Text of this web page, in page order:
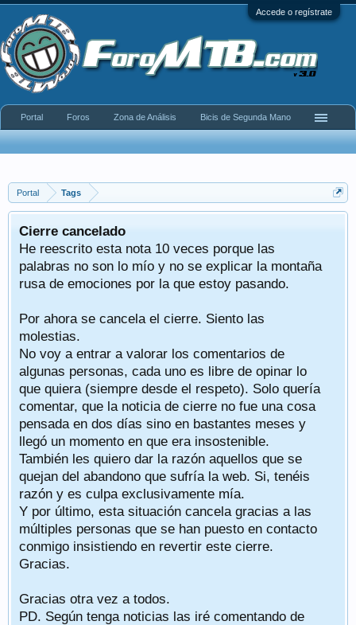
Accede o regístrate
Portal Tags
Cierre cancelado
He reescrito esta nota 10 veces porque las
palabras no son lo mío y no se explicar la montaña
rusa de emociones por la que estoy pasando.
Por ahora se cancela el cierre. Siento las
molestias.
No voy a entrar a valorar los comentarios de
algunas personas, cada uno es libre de opinar lo
que quiera (siempre desde el respeto). Solo quería
comentar, que la noticia de cierre no fue una cosa
pensada en dos días sino en bastantes meses y
llegó un momento en que era insostenible.
También les quiero dar la razón aquellos que se
quejan del abandono que sufría la web. Si, tenéis
razón y es culpa exclusivamente mía.
Y por último, esta situación cancela gracias a las
múltiples personas que se han puesto en contacto
conmigo insistiendo en revertir este cierre.
Gracias.
Gracias otra vez a todos.
PD. Según tenga noticias las iré comentando de
Portal Foros Zona de Análisis Bicis de Segunda Mano